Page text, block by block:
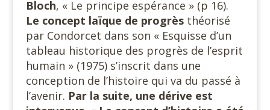
Bloch, « Le principe espérance » (p 16).
Le concept laïque de progrès théorisé
par Condorcet dans son « Esquisse d’un
tableau historique des progrès de l’esprit
humain » (1975) s’inscrit dans une
conception de l’histoire qui va du passé à
l’avenir. Par la suite, une dérive est